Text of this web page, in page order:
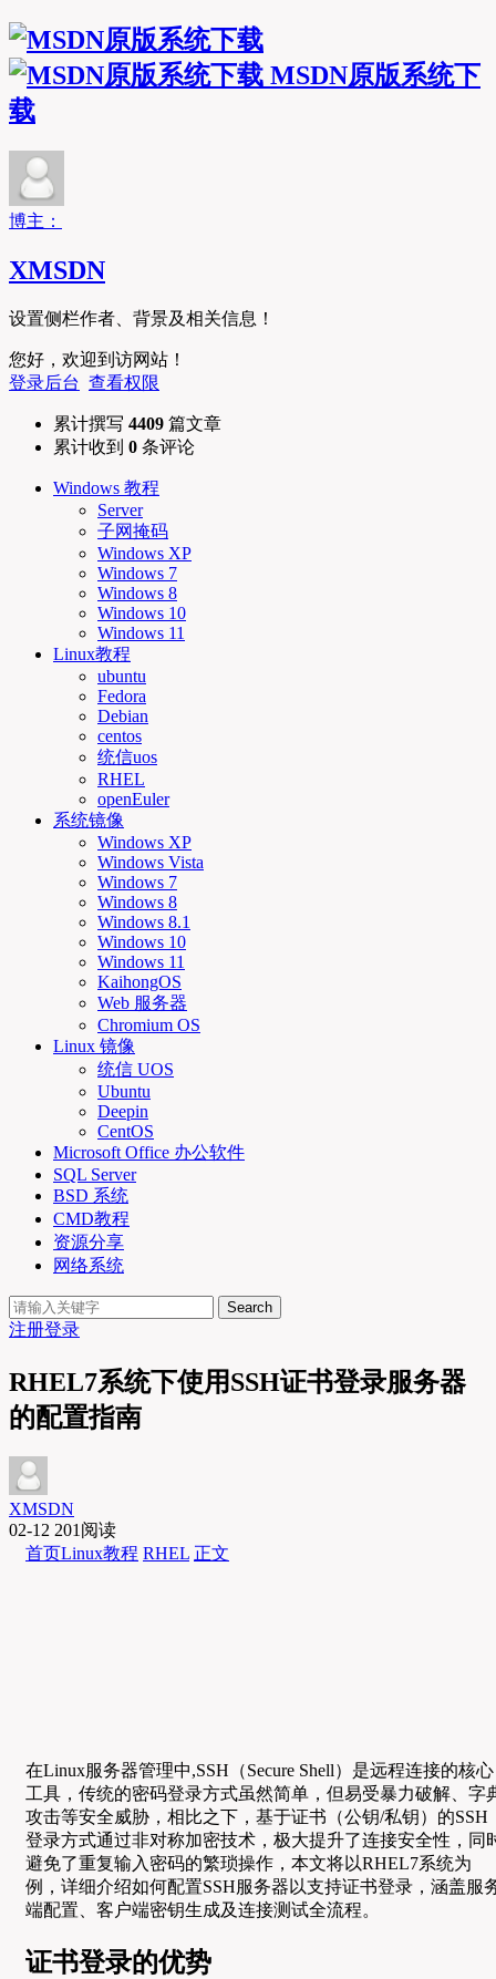
MSDN原版系统下
载
博主：
XMSDN
设置侧栏作者、背景及相关信息！
您好，欢迎到访网站！
登录后台 查看权限
累计撰写 4409 篇文章
累计收到 0 条评论
Windows 教程
Server
子网掩码
Windows XP
Windows 7
Windows 8
Windows 10
Windows 11
Linux教程
ubuntu
Fedora
Debian
centos
统信uos
RHEL
openEuler
系统镜像
Windows XP
Windows Vista
Windows 7
Windows 8
Windows 8.1
Windows 10
Windows 11
KaihongOS
Web 服务器
Chromium OS
Linux 镜像
统信 UOS
Ubuntu
Deepin
CentOS
Microsoft Office 办公软件
SQL Server
BSD 系统
CMD教程
资源分享
网络系统
Search
注册登录
RHEL7系统下使用SSH证书登录服务器
的配置指南
XMSDN
02-12 201阅读
首页Linux教程 RHEL 正文
在Linux服务器管理中,SSH（Secure Shell）是远程连接的核心
工具，传统的密码登录方式虽然简单，但易受暴力破解、字
攻击等安全威胁，相比之下，基于证书（公钥/私钥）的SSH
登录方式通过非对称加密技术，极大提升了连接安全性，同
避免了重复输入密码的繁琐操作，本文将以RHEL7系统为
例，详细介绍如何配置SSH服务器以支持证书登录，涵盖服
端配置、客户端密钥生成及连接测试全流程。
证书登录的优势